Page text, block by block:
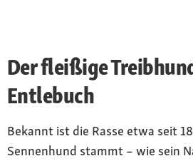
Der fleißige
Entlebuch
Bekannt ist die Rasse etwa seit
Sennenhund stammt – wie sein